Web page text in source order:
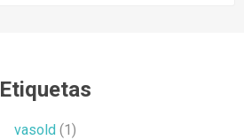
Etiquetas
vasold (1)